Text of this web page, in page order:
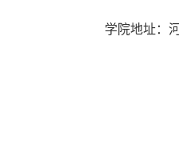
学院地址：河